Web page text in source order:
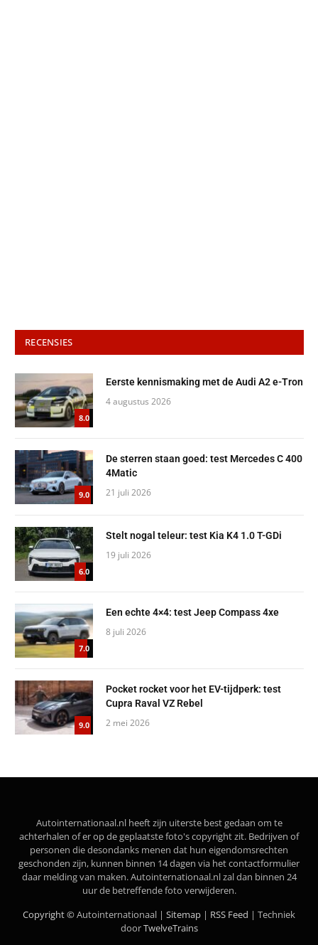
RECENSIES
8.0
Eerste kennismaking met de Audi A2 e-Tron
4 augustus 2026
9.0
De sterren staan goed: test Mercedes C 400
4Matic
21 juli 2026
6.0
Stelt nogal teleur: test Kia K4 1.0 T-GDi
19 juli 2026
7.0
Een echte 4×4: test Jeep Compass 4xe
8 juli 2026
9.0
Pocket rocket voor het EV-tijdperk: test
Cupra Raval VZ Rebel
2 mei 2026
Autointernationaal.nl heeft zijn uiterste best gedaan om te
achterhalen of er op de geplaatste foto's copyright zit. Bedrijven of
personen die desondanks menen dat hun eigendomsrechten
geschonden zijn, kunnen binnen 14 dagen via het contactformulier
daar melding van maken. Autointernationaal.nl zal dan binnen 24
uur de betreffende foto verwijderen.
Copyright ©Autointernationaal | Sitemap | RSS Feed | Techniek
doorTwelveTrains